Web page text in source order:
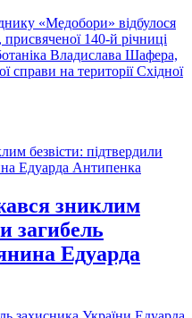
«Медобори» відбулося
140-й річниці
Владислава Шафера,
справи на території Східної
зниклим
загибель
Едуарда